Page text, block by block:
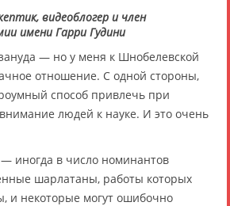
видеоблогер и член
имени Гарри Гудини
— но у меня к Шнобелевской
отношение. С одной стороны,
способ привлечь при
людей к науке. И это очень
иногда в число номинантов
шарлатаны, работы которых
и некоторые могут ошибочно